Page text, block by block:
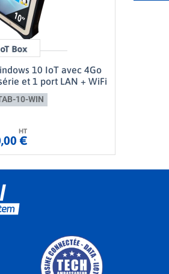
10 IoT avec 4Go
et 1 port LAN + WiFi
10-WIN
HT
€